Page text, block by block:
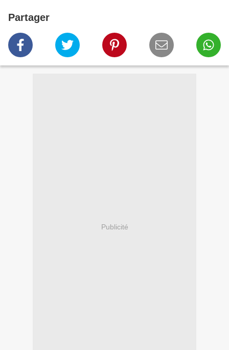
Partager
Publicité